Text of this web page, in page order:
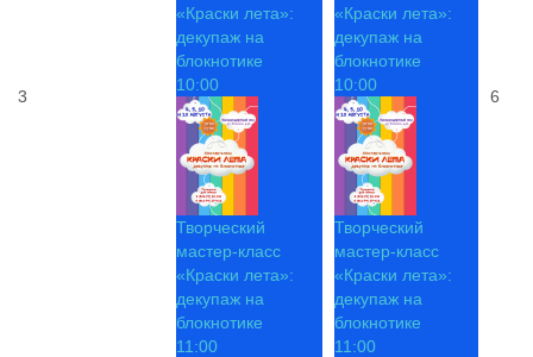
3
«Краски лета»:
декупаж на
блокнотике
10:00
Творческий
мастер-класс
«Краски лета»:
декупаж на
блокнотике
11:00
«Краски лета»:
декупаж на
блокнотике
10:00
Творческий
мастер-класс
«Краски лета»:
декупаж на
блокнотике
11:00
6